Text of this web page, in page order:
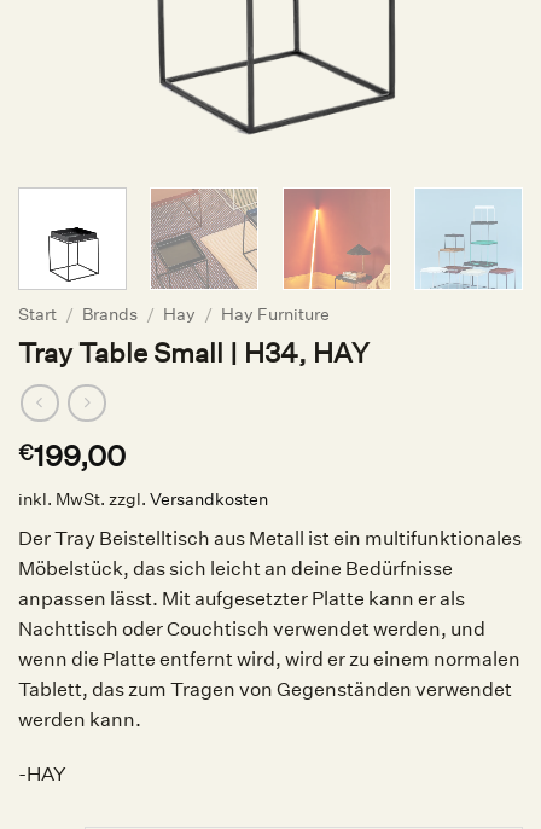
Start / Brands / Hay / Hay Furniture
Tray Table Small | H34, HAY
€199,00
inkl. MwSt. zzgl. Versandkosten
Der Tray Beistelltisch aus Metall ist ein multifunktionales
Möbelstück, das sich leicht an deine Bedürfnisse
anpassen lässt. Mit aufgesetzter Platte kann er als
Nachttisch oder Couchtisch verwendet werden, und
wenn die Platte entfernt wird, wird er zu einem normalen
Tablett, das zum Tragen von Gegenständen verwendet
werden kann.
-HAY